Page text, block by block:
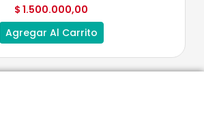
$ 1.500.000,00
Agregar Al Carrito